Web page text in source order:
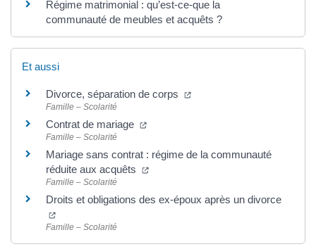
Régime matrimonial : qu’est-ce-que la
communauté de meubles et acquêts ?
Et aussi
Divorce, séparation de corps
Famille – Scolarité
Contrat de mariage
Famille – Scolarité
Mariage sans contrat : régime de la communauté
réduite aux acquêts
Famille – Scolarité
Droits et obligations des ex-époux après un divorce
Famille – Scolarité